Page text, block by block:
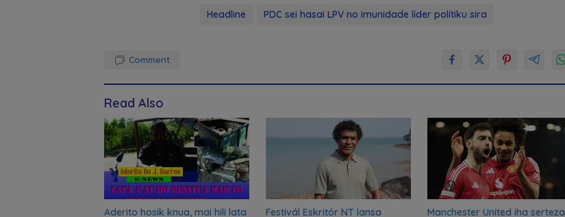
Headline PDC sei hasai LPV no imunidade líder polítiku sira
Comment
Read Also
Aderito hosik knua, mai hili lata
Festivál Eskritór NT lansa
Manchester United iha serteza